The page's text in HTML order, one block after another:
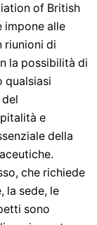
of British
impone alle
riunioni di
la possibilità di
qualsiasi
e
della
che richiede
la sede, le
sono